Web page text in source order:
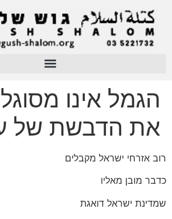
הגמל אינו
את הדבשת של
רוב אזרחי ישראל מקבלים
כדבר מובן מאליו
שמדינת ישראל דואגת